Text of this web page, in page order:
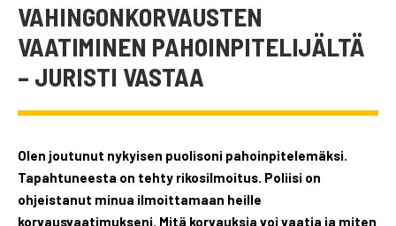
VAHINGONKORVAUSTEN
VAATIMINEN PAHOINPITELIJÄLTÄ
– JURISTI VASTAA
Olen joutunut nykyisen puolisoni pahoinpitelemäksi.
Tapahtuneesta on tehty rikosilmoitus. Poliisi on
ohjeistanut minua ilmoittamaan heille
korvausvaatimukseni. Mitä korvauksia voi vaatia ja miten